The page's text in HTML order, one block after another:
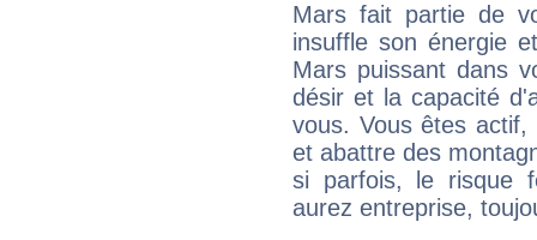
Mars fait partie de
insuffle son énergie
Mars puissant dans
désir et la capacité
vous. Vous êtes
et abattre des
si parfois, le risque
aurez entreprise,